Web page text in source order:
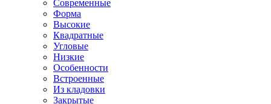
Современные
Форма
Высокие
Квадратные
Угловые
Низкие
Особенности
Встроенные
Из кладовки
Закрытые